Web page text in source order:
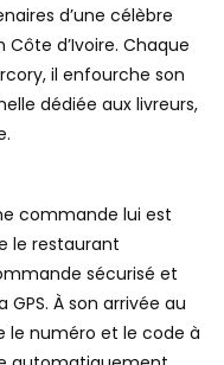
d’une célèbre
d’Ivoire. Chaque
il enfourche son
dédiée aux livreurs,
commande lui est
le restaurant
sécurisé et
À son arrivée au
le numéro et le code à